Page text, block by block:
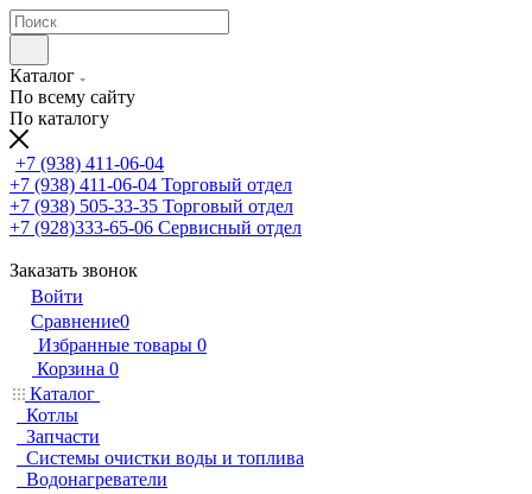
Каталог
По всему сайту
По каталогу
+7 (938) 411-06-04
+7 (938) 411-06-04 Торговый отдел
+7 (938) 505-33-35 Торговый отдел
+7 (928)333-65-06 Сервисный отдел
Заказать звонок
Войти
Сравнение0
Избранные товары 0
Корзина 0
Каталог
Котлы
Запчасти
Системы очистки воды и топлива
Водонагреватели